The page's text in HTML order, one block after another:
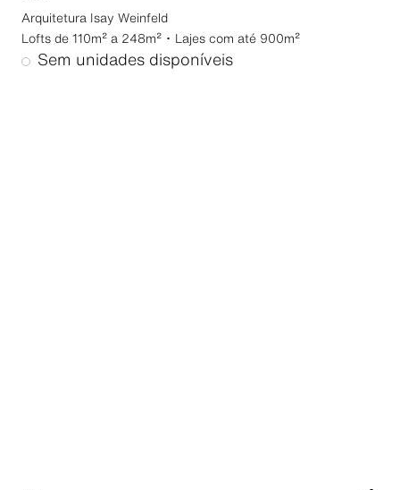
Arquitetura
Isay Weinfeld
Lofts de 110m² a 248m² ･ Lajes com até 900m²
Sem unidades disponíveis